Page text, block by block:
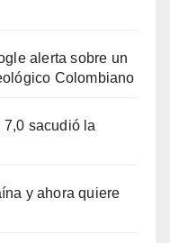
alerta sobre un
Colombiano
sacudió la
y ahora quiere